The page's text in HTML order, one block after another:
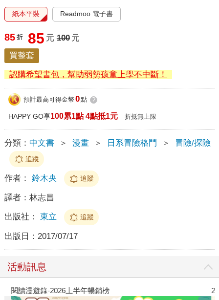
紙本平裝 Readmoo 電子書
85 折 85 元 100 元
買整套
認購希望書包，幫助弱勢孩童上學不中斷！
預計最高可得金幣 0點 ?
HAPPY GO享100累1點 4點抵1元 折抵無上限
分類： 中文書 ＞ 漫畫 ＞ 日系冒險格鬥 ＞ 冒險/探險
追蹤
作者： 鈴木央 追蹤
譯者： 林志昌
出版社： 東立 追蹤
出版日： 2017/07/17
活動訊息
閱讀漫遊錄-2026上半年暢銷榜